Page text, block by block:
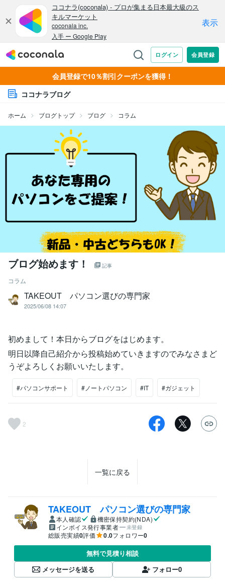
会員登録で10％割引クーポンを獲得！
ココナラブログ
ホーム ブログトップ ブログ コラム
ブログ始めます！ 記事
コラム
TAKEOUT パソコン選びの専門家
2025/06/08 14:07
初めまして！本日からブログをはじめます。
明日以降自己紹介から投稿始めていきますのでみなさまど
うぞよろしくお願いいたします。
#パソコンサポート #ノートパソコン #IT #ガジェット
2
一覧に戻る
TAKEOUT パソコン選びの専門家
本人確認
機密保持契約(NDA)
インボイス発行事業者
未登録
総販売実績0評価 0.0フォロワー0
無料で見積り相談
メッセージを送る
フォロー0